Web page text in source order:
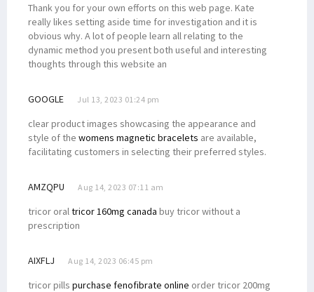
Thank you for your own efforts on this web page. Kate
really likes setting aside time for investigation and it is
obvious why. A lot of people learn all relating to the
dynamic method you present both useful and interesting
thoughts through this website an
GOOGLE Jul 13, 2023 01:24 pm
clear product images showcasing the appearance and
style of the womens magnetic bracelets are available,
facilitating customers in selecting their preferred styles.
AMZQPU Aug 14, 2023 07:11 am
tricor oraltricor 160mg canada buy tricor without a
prescription
AIXFLJ Aug 14, 2023 06:45 pm
tricor pills purchase fenofibrate online order tricor 200mg